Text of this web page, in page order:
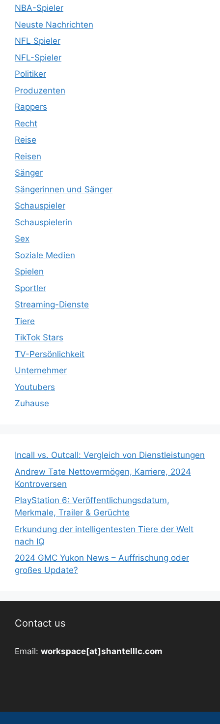
NBA-Spieler
Neuste Nachrichten
NFL Spieler
NFL-Spieler
Politiker
Produzenten
Rappers
Recht
Reise
Reisen
Sänger
Sängerinnen und Sänger
Schauspieler
Schauspielerin
Sex
Soziale Medien
Spielen
Sportler
Streaming-Dienste
Tiere
TikTok Stars
TV-Persönlichkeit
Unternehmer
Youtubers
Zuhause
Incall vs. Outcall: Vergleich von Dienstleistungen
Andrew Tate Nettovermögen, Karriere, 2024
Kontroversen
PlayStation 6: Veröffentlichungsdatum,
Merkmale, Trailer & Gerüchte
Erkundung der intelligentesten Tiere der Welt
nach IQ
2024 GMC Yukon News – Auffrischung oder
großes Update?
Contact us
Email: workspace[at]shantelllc.com